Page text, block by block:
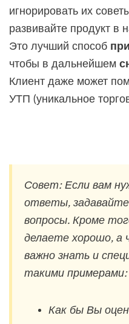
игнорировать их
развивайте продукт в
Это лучший способ
чтобы в дальнейшем
Клиент даже может
УТП (уникальное
Совет: Если вам
ответы,
вопросы. Кроме
делаете хорошо, а
важно знать и
такими примерами:
Как бы Вы